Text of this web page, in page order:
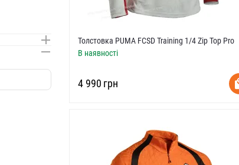
Толстовка PUMA FCSD Training 1/4 Zip Top Pro
В наявності
‍4 990‍ грн